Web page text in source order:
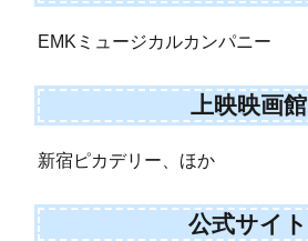
EMKミュージカルカンパニー
上映映画館
新宿ピカデリー、ほか
公式サイト